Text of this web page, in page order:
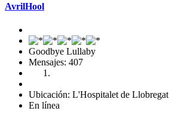
AvrilHool
Goodbye Lullaby
Mensajes: 407
Ubicación: L'Hospitalet de Llobregat
En línea